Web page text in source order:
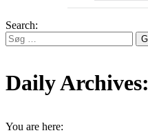
Search:
Daily Archives:
You are here: